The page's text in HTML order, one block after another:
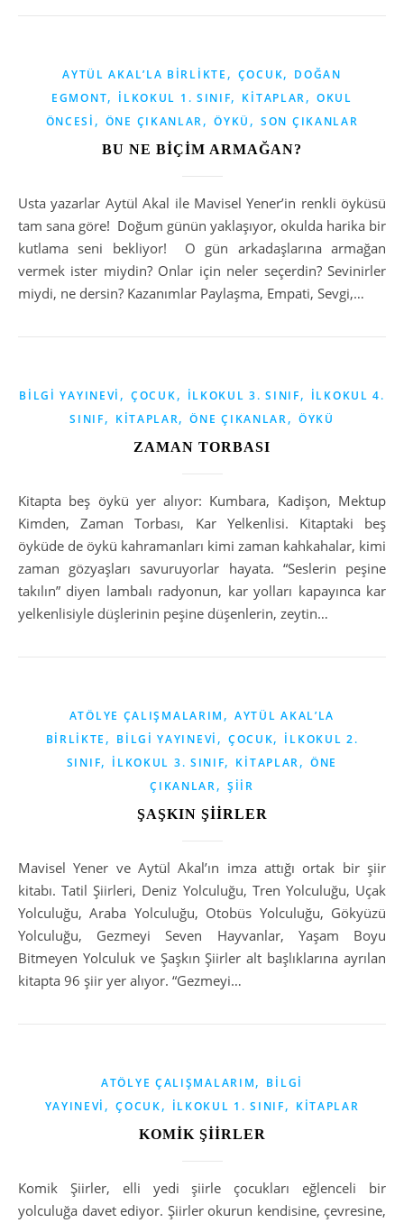
AYTÜL AKAL’LA BIRLIKTE , ÇOCUK, DOĞAN
EGMONT, İLKOKUL 1. SINIF, KITAPLAR,OKUL
ÖNCESI , ÖNE ÇIKANLAR,ÖYKÜ , SON ÇIKANLAR
BU NE BİÇİM ARMAĞAN?
Usta yazarlar Aytül Akal ile Mavisel Yener’in renkli öyküsü
tam sana göre! Doğum günün yaklaşıyor, okulda harika bir
kutlama seni bekliyor! O gün arkadaşlarına armağan
vermek ister miydin? Onlar için neler seçerdin? Sevinirler
miydi, ne dersin? Kazanımlar Paylaşma, Empati, Sevgi,…
BILGI YAYINEVI ,ÇOCUK, İLKOKUL 3. SINIF, İLKOKUL 4.
SINIF, KITAPLAR,ÖNE ÇIKANLAR, ÖYKÜ
ZAMAN TORBASI
Kitapta beş öykü yer alıyor: Kumbara, Kadişon, Mektup
Kimden, Zaman Torbası, Kar Yelkenlisi. Kitaptaki beş
öyküde de öykü kahramanları kimi zaman kahkahalar, kimi
zaman gözyaşları savuruyorlar hayata. “Seslerin peşine
takılın” diyen lambalı radyonun, kar yolları kapayınca kar
yelkenlisiyle düşlerinin peşine düşenlerin, zeytin…
ATÖLYE ÇALIŞMALARIM ,AYTÜL AKAL’LA
BIRLIKTE , BILGI YAYINEVI , ÇOCUK, İLKOKUL 2.
SINIF, İLKOKUL 3. SINIF, KITAPLAR,ÖNE
ÇIKANLAR, ŞIIR
ŞAŞKIN ŞİİRLER
Mavisel Yener ve Aytül Akal’ın imza attığı ortak bir şiir
kitabı. Tatil Şiirleri, Deniz Yolculuğu, Tren Yolculuğu, Uçak
Yolculuğu, Araba Yolculuğu, Otobüs Yolculuğu, Gökyüzü
Yolculuğu, Gezmeyi Seven Hayvanlar, Yaşam Boyu
Bitmeyen Yolculuk ve Şaşkın Şiirler alt başlıklarına ayrılan
kitapta 96 şiir yer alıyor. “Gezmeyi…
ATÖLYE ÇALIŞMALARIM, BILGI
YAYINEVI ,ÇOCUK, İLKOKUL 1. SINIF, KITAPLAR
KOMİK ŞİİRLER
Komik Şiirler, elli yedi şiirle çocukları eğlenceli bir
yolculuğa davet ediyor. Şiirler okurun kendisine, çevresine,